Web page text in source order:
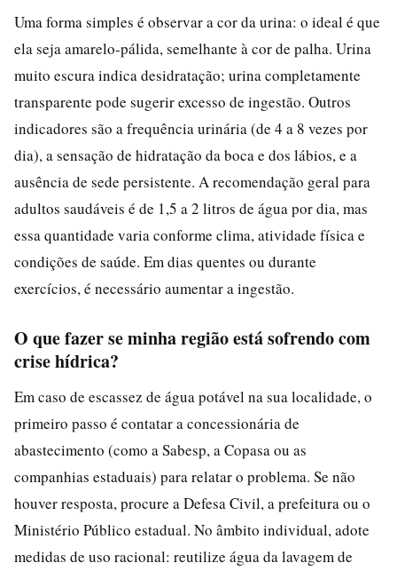
Uma forma simples é observar a cor da urina: o ideal é que
ela seja amarelo-pálida, semelhante à cor de palha. Urina
muito escura indica desidratação; urina completamente
transparente pode sugerir excesso de ingestão. Outros
indicadores são a frequência urinária (de 4 a 8 vezes por
dia), a sensação de hidratação da boca e dos lábios, e a
ausência de sede persistente. A recomendação geral para
adultos saudáveis é de 1,5 a 2 litros de água por dia, mas
essa quantidade varia conforme clima, atividade física e
condições de saúde. Em dias quentes ou durante
exercícios, é necessário aumentar a ingestão.
O que fazer se minha região está sofrendo com
crise hídrica?
Em caso de escassez de água potável na sua localidade, o
primeiro passo é contatar a concessionária de
abastecimento (como a Sabesp, a Copasa ou as
companhias estaduais) para relatar o problema. Se não
houver resposta, procure a Defesa Civil, a prefeitura ou o
Ministério Público estadual. No âmbito individual, adote
medidas de uso racional: reutilize água da lavagem de